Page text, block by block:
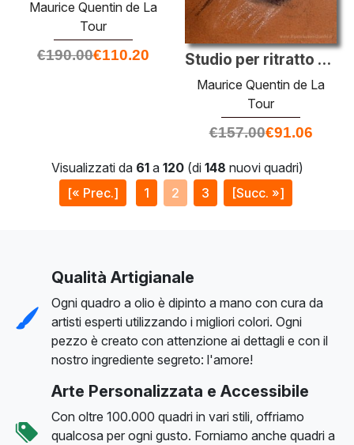
Maurice Quentin de La
Tour
€190.00€110.20 Studio per ritratto di donna sconosciuta
Maurice Quentin de La
Tour
€157.00€91.06
Visualizzati da 61a 120(di 148 nuovi quadri)
[« Prec.]
1 2 3 [Succ. »]
Qualità Artigianale
Ogni quadro a olio è dipinto a mano con cura da
artisti esperti utilizzando i migliori colori. Ogni
pezzo è creato con attenzione ai dettagli e con il
nostro ingrediente segreto: l'amore!
Arte Personalizzata e Accessibile
Con oltre 100.000 quadri in vari stili, offriamo
qualcosa per ogni gusto. Forniamo anche quadri a